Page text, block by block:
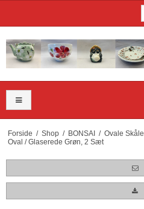
Forside / Shop / BONSAI / Ovale Skåle
Oval / Glaserede Grøn, 2 Sæt